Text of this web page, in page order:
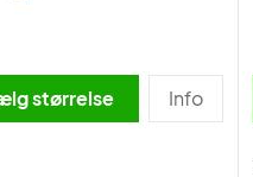
størrelse Info